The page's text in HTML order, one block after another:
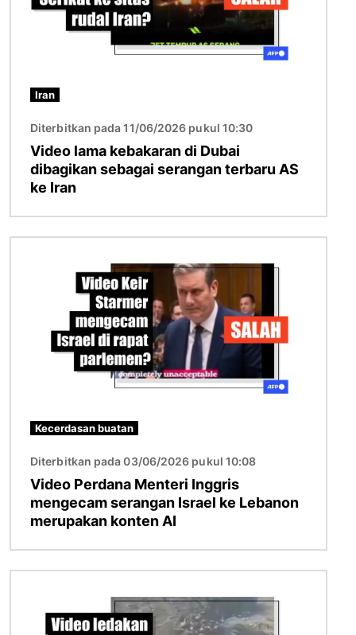
Iran
Diterbitkan pada 11/06/2026 pukul 10:30
Video lama kebakaran di Dubai
dibagikan sebagai serangan terbaru AS
ke Iran
Kecerdasan buatan
Diterbitkan pada 03/06/2026 pukul 10:08
Video Perdana Menteri Inggris
mengecam serangan Israel ke Lebanon
merupakan konten AI